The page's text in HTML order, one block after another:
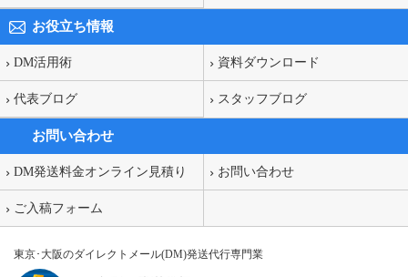
お役立ち情報
DM活用術 資料ダウンロード
代表ブログ スタッフブログ
お問い合わせ
DM発送料金オンライン見積り お問い合わせ
ご入稿フォーム
東京･大阪のダイレクトメール(DM)発送代行専門業